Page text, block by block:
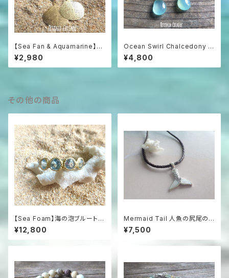
【Sea Fan & Aquamarine】海
うちわと3色アクアマリンのグラ
デーションピアス
¥2,980
Ocean Swirl Chalcedony *
Sea blue* 波の渦から滴るシ
ーブルーカルセドニーのボヘミ
アンピアス
¥4,800
その他の商品
【Sea Foam】海の泡ブルートパ
ーズの燻しシルバーリング（Silv
er925）
¥12,800
Mermaid Tail 人魚の尻尾の
革紐ハワイアンネックレス マザ
ーオブパール＆シルバー925
¥7,500